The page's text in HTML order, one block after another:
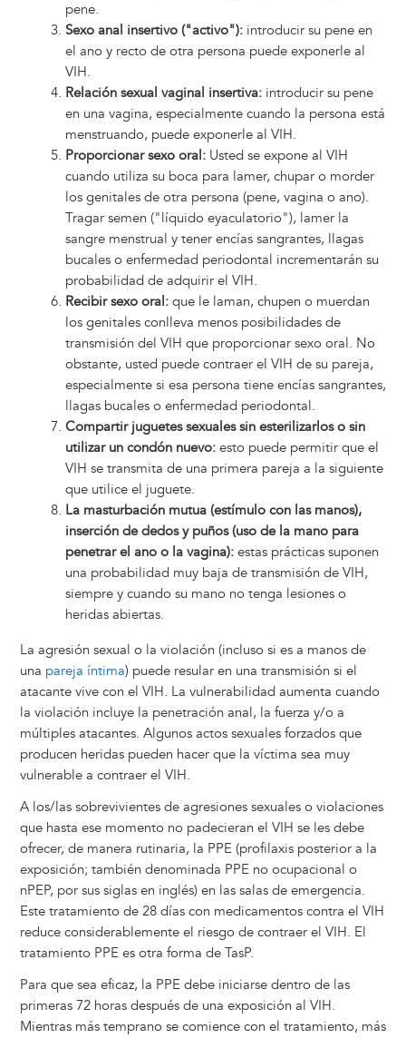
pene.
Sexo anal insertivo ("activo"): introducir su pene en
el ano y recto de otra persona puede exponerle al
VIH.
Relación sexual vaginal insertiva:introducir su pene
en una vagina, especialmente cuando la persona está
menstruando, puede exponerle al VIH.
Proporcionar sexo oral:Usted se expone al VIH
cuando utiliza su boca para lamer, chupar o morder
los genitales de otra persona (pene, vagina o ano).
Tragar semen ("líquido eyaculatorio"), lamer la
sangre menstrual y tener encías sangrantes, llagas
bucales o enfermedad periodontal incrementarán su
probabilidad de adquirir el VIH.
Recibir sexo oral:que le laman, chupen o muerdan
los genitales conlleva menos posibilidades de
transmisión del VIH que proporcionar sexo oral. No
obstante, usted puede contraer el VIH de su pareja,
especialmente si esa persona tiene encías sangrantes,
llagas bucales o enfermedad periodontal.
Compartir juguetes sexuales sin esterilizarlos o sin
utilizar un condón​ nuevo:esto puede permitir que el
VIH se transmita de una primera pareja a la siguiente
que utilice el juguete.
La masturbación mutua (estímulo con las manos),
inserción de dedos y puños (uso de la mano para
penetrar el ano o la vagina):estas prácticas suponen
una probabilidad muy baja de transmisión de VIH,
siempre y cuando su mano no tenga lesiones o
heridas abiertas.
La agresión sexual o la violación (incluso si es a manos de
una pareja íntima) puede resular en una transmisión si el
atacante vive con el VIH. La vulnerabilidad aumenta cuando
la violación incluye la penetración anal, la fuerza y/o a
múltiples atacantes. Algunos actos sexuales forzados que
producen heridas pueden hacer que la víctima sea muy
vulnerable a contraer el VIH.
A los/las sobrevivientes de agresiones sexuales o violaciones
que hasta ese momento no padecieran el VIH se les debe
ofrecer, de manera rutinaria, la PPE (profilaxis posterior a la
exposición; también denominada PPE no ocupacional o
nPEP, por sus siglas en inglés) en las salas de emergencia.
Este tratamiento de 28 días con medicamentos contra el VIH
reduce considerablemente el riesgo de contraer el VIH. El
tratamiento PPE es otra forma de TasP.
Para que sea eficaz, la PPE debe iniciarse dentro de las
primeras 72 horas después de una exposición al VIH.
Mientras más temprano se comience con el tratamiento, más